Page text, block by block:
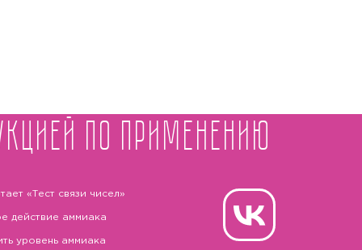
по применению
«Тест связи чисел»
действие аммиака
уровень аммиака